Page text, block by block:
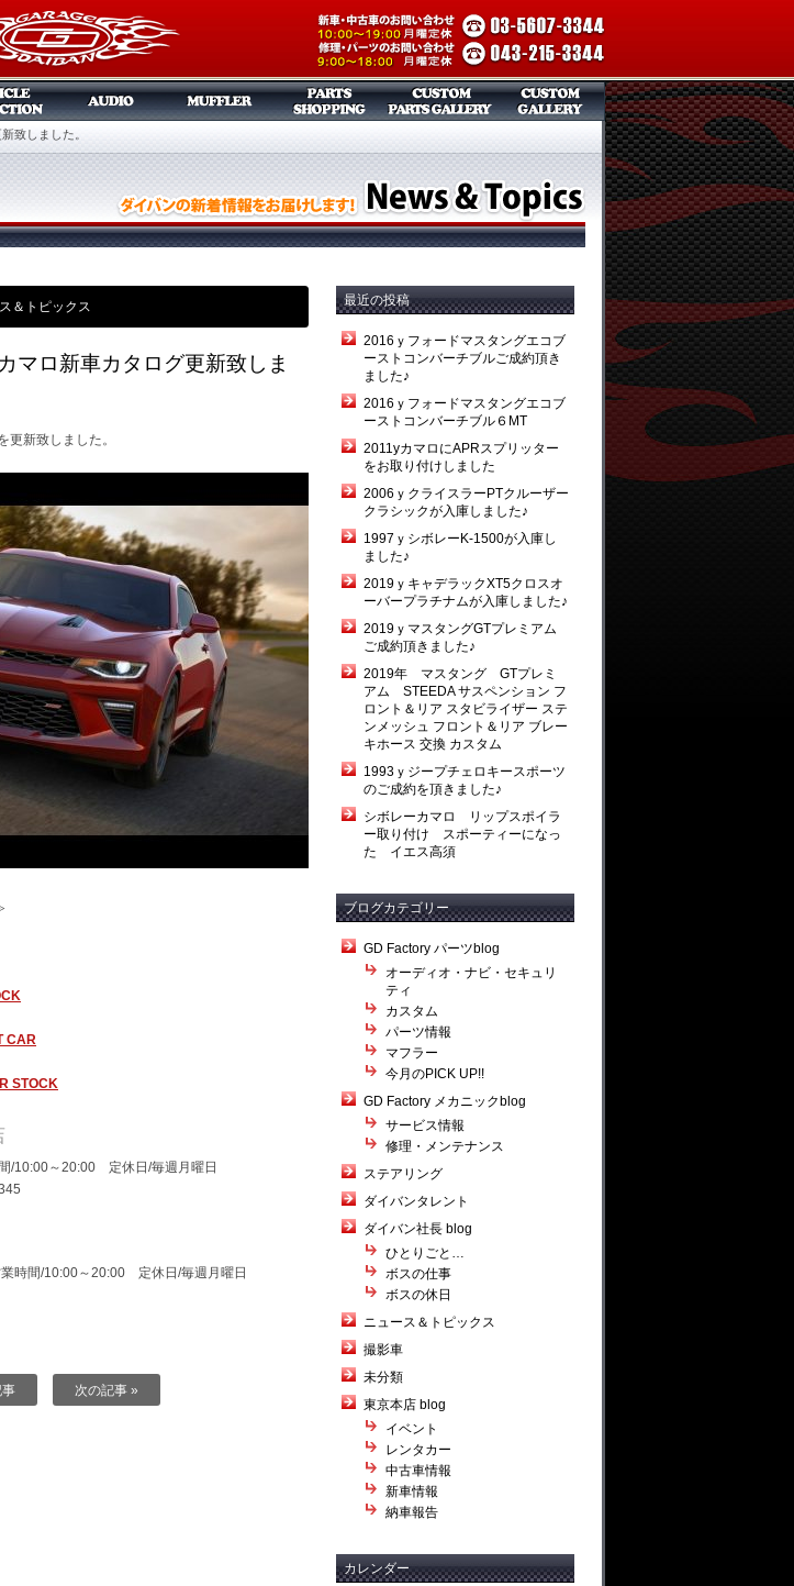
致しました。
＆トピックス
ロ新車カタログ更新致しま
新致しました。
CAR
STOCK
/10:00～20:00 定休日/毎週月曜日
時間/10:00～20:00 定休日/毎週月曜日
次の記事 »
最近の投稿
2016ｙフォードマスタングエコブ
ーストコンバーチブルご成約頂き
ました♪
2016ｙフォードマスタングエコブ
ーストコンバーチブル６MT
2011yカマロにAPRスプリッター
をお取り付けしました
2006ｙクライスラーPTクルーザー
クラシックが入庫しました♪
1997ｙシボレーK-1500が入庫し
ました♪
2019ｙキャデラックXT5クロスオ
ーバープラチナムが入庫しました♪
2019ｙマスタングGTプレミアム
ご成約頂きました♪
2019年 マスタング GTプレミ
アム STEEDA サスペンション フ
ロント＆リア スタビライザー ステ
ンメッシュ フロント＆リア ブレー
キホース 交換 カスタム
1993ｙジープチェロキースポーツ
のご成約を頂きました♪
シボレーカマロ リップスポイラ
ー取り付け スポーティーになっ
た イエス高須
ブログカテゴリー
GD Factory パーツblog
オーディオ・ナビ・セキュリ
ティ
カスタム
パーツ情報
マフラー
今月のPICK UP!!
GD Factory メカニックblog
サービス情報
修理・メンテナンス
ステアリング
ダイバンタレント
ダイバン社長 blog
ひとりごと…
ボスの仕事
ボスの休日
ニュース＆トピックス
撮影車
未分類
東京本店 blog
イベント
レンタカー
中古車情報
新車情報
納車報告
カレンダー